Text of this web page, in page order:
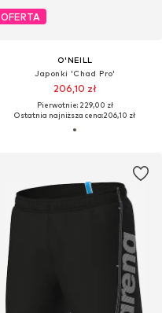
OFERTA
O'NEILL
Japonki 'Chad Pro'
206,10 zł
Pierwotnie: 229,00 zł
Ostatnia najniższa cena:206,10 zł